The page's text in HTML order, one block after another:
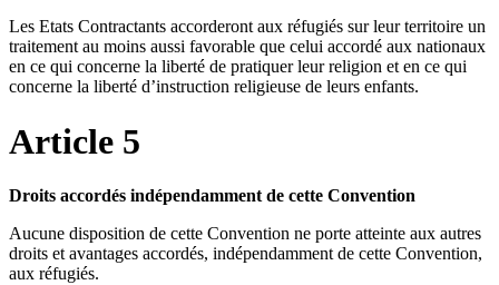
Les Etats Contractants accorderont aux réfugiés sur leur territoire un
traitement au moins aussi favorable que celui accordé aux nationaux
en ce qui concerne la liberté de pratiquer leur religion et en ce qui
concerne la liberté d’instruction religieuse de leurs enfants.
Article 5
Droits accordés indépendamment de cette Convention
Aucune disposition de cette Convention ne porte atteinte aux autres
droits et avantages accordés, indépendamment de cette Convention,
aux réfugiés.